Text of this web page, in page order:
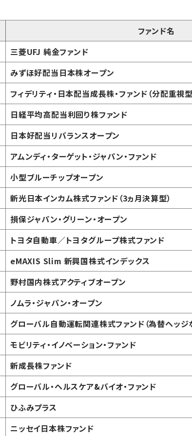
ファンド名
三菱UFJ 純金ファンド
みずほ好配当日本株オープン
フィデリティ・日本配当成長株・ファンド（分配重視
日経平均高配当利回り株ファンド
日本好配当リバランスオープン
アムンディ・ターゲット・ジャパン・ファンド
小型ブルーチップオープン
新光日本インカム株式ファンド（3ヵ月決算型）
損保ジャパン・グリーン・オープン
トヨタ自動車／トヨタグループ株式ファンド
eMAXIS Slim 新興国株式インデックス
野村国内株式アクティブオープン
ノムラ・ジャパン・オープン
グローバル自動運転関連株式ファンド（為替ヘッジ
モビリティ・イノベーション・ファンド
新成長株ファンド
グローバル・ヘルスケア&バイオ・ファンド
ひふみプラス
ニッセイ日本株ファンド